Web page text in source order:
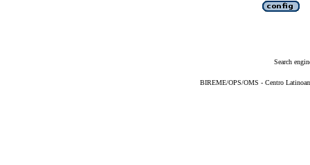
Search
BIREME/OPS/OMS - Centro